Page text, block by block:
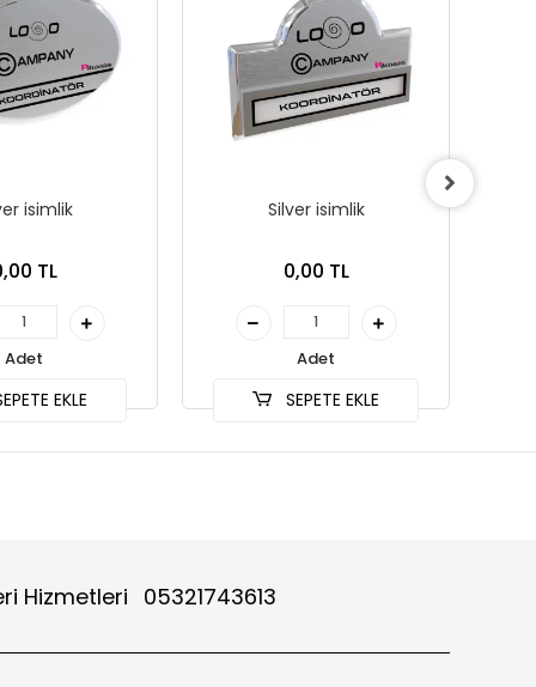
isimlik
TL
Adet
EKLE
Silver isimlik
0,00 TL
Adet
SEPETE EKLE
Hizmetleri 05321743613